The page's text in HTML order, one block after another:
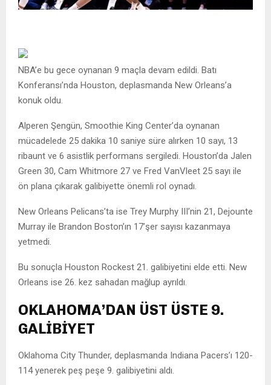
NBA’e bu gece oynanan 9 maçla devam edildi. Batı
Konferansı’nda Houston, deplasmanda New Orleans’a
konuk oldu.
Alperen Şengün, Smoothie King Center’da oynanan
mücadelede 25 dakika 10 saniye süre alırken 10 sayı, 13
ribaunt ve 6 asistlik performans sergiledi. Houston’da Jalen
Green 30, Cam Whitmore 27 ve Fred VanVleet 25 sayı ile
ön plana çıkarak galibiyette önemli rol oynadı.
New Orleans Pelicans’ta ise Trey Murphy III’nin 21, Dejounte
Murray ile Brandon Boston’ın 17’şer sayısı kazanmaya
yetmedi.
Bu sonuçla Houston Rockest 21. galibiyetini elde etti. New
Orleans ise 26. kez sahadan mağlup ayrıldı.
OKLAHOMA’DAN ÜST ÜSTE 9.
GALİBİYET
Oklahoma City Thunder, deplasmanda Indiana Pacers’ı 120-
114 yenerek peş peşe 9. galibiyetini aldı.